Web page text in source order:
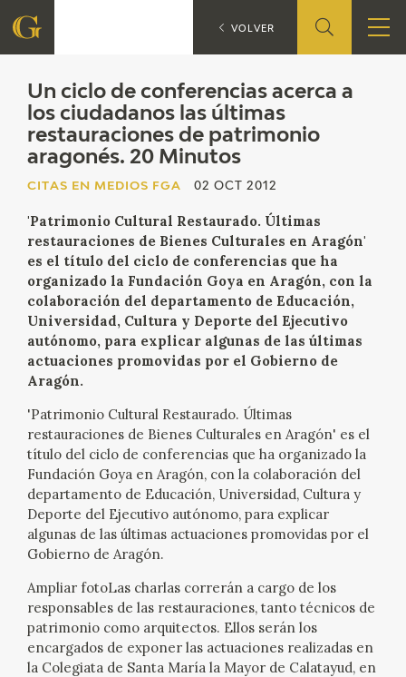
FUNDACIÓN
QUIENES SOMOS
ACCIÓN CORPORATIVA
SEDE
CONTACTO
PROGRAMACIÓN
EXPOSICIONES
ACTIVIDADES
ACTUALIDAD
SALA DE PRENSA
BLOG CUADERNO ITALIANO
FRANCISCO DE GOYA
Un ciclo de conferencias acerca a
los ciudadanos las últimas
restauraciones de patrimonio
aragonés. 20 Minutos
CITAS EN MEDIOS FGA 02 OCT 2012
'Patrimonio Cultural Restaurado. Últimas
restauraciones de Bienes Culturales en Aragón'
es el título del ciclo de conferencias que ha
organizado la Fundación Goya en Aragón, con la
colaboración del departamento de Educación,
Universidad, Cultura y Deporte del Ejecutivo
autónomo, para explicar algunas de las últimas
actuaciones promovidas por el Gobierno de
Aragón.
'Patrimonio Cultural Restaurado. Últimas
restauraciones de Bienes Culturales en Aragón' es el
título del ciclo de conferencias que ha organizado la
Fundación Goya en Aragón, con la colaboración del
departamento de Educación, Universidad, Cultura y
Deporte del Ejecutivo autónomo, para explicar
algunas de las últimas actuaciones promovidas por el
Gobierno de Aragón.
Ampliar fotoLas charlas correrán a cargo de los
responsables de las restauraciones, tanto técnicos de
patrimonio como arquitectos. Ellos serán los
encargados de exponer las actuaciones realizadas en
la Colegiata de Santa María la Mayor de Calatayud, en
CITAS EN MEDIOS FGA Un
VOLVER